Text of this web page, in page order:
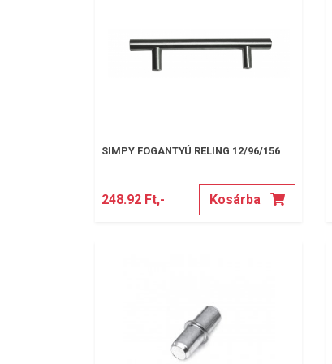
SIMPY FOGANTYÚ RELING 12/96/156
248.92 Ft,- Kosárba